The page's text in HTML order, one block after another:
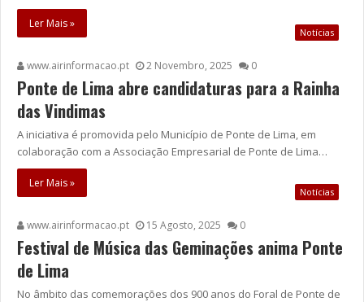
Ler Mais »
Notícias
www.airinformacao.pt 2 Novembro, 2025 0
Ponte de Lima abre candidaturas para a Rainha
das Vindimas
A iniciativa é promovida pelo Município de Ponte de Lima, em
colaboração com a Associação Empresarial de Ponte de Lima…
Ler Mais »
Notícias
www.airinformacao.pt 15 Agosto, 2025 0
Festival de Música das Geminações anima Ponte
de Lima
No âmbito das comemorações dos 900 anos do Foral de Ponte de